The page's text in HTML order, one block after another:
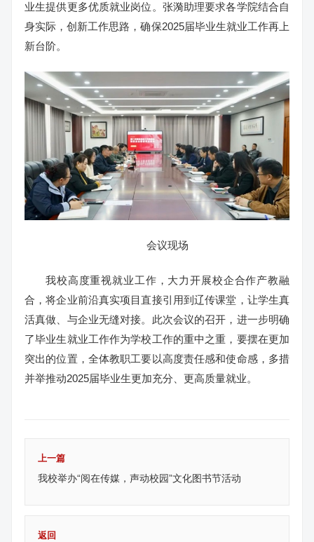
业生提供更多优质就业岗位。张漪助理要求各学院结合自
身实际，创新工作思路，确保2025届毕业生就业工作再上
新台阶。
会议现场
我校高度重视就业工作，大力开展校企合作产教融
合，将企业前沿真实项目直接引用到辽传课堂，让学生真
活真做、与企业无缝对接。此次会议的召开，进一步明确
了毕业生就业工作作为学校工作的重中之重，要摆在更加
突出的位置，全体教职工要以高度责任感和使命感，多措
并举推动2025届毕业生更加充分、更高质量就业。
上一篇
我校举办“阅在传媒，声动校园”文化图书节活动
返回